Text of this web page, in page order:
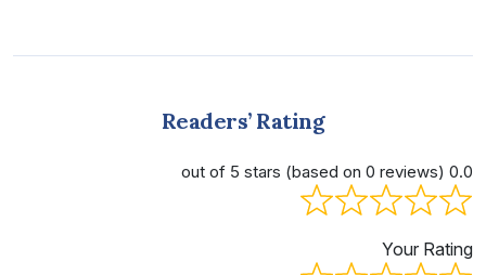
Readers’ Rating
0.0 out of 5 stars (based on 0 reviews)
Your Rating